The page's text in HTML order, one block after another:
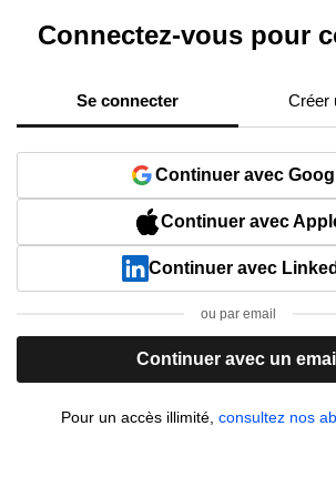
Connectez-vous pour
Se connecter Créer
Continuer avec
Continuer avec
Continuer avec
ou par email
Continuer avec un email
Pour un accès illimité,consultez nos